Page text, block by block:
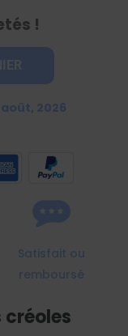
!
2026
Satisfait ou
remboursé
créoles